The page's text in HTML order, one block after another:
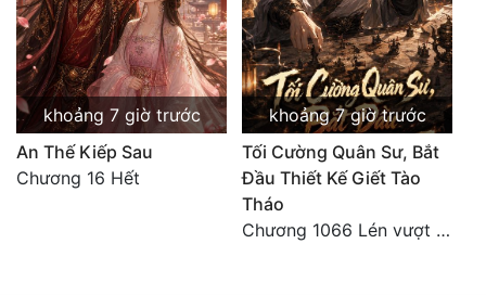
khoảng 7 giờ trước
An Thế Kiếp Sau
Chương 16 Hết
khoảng 7 giờ trước
Tối Cường Quân Sư, Bắt
Đầu Thiết Kế Giết Tào
Tháo
Chương 1066 Lén vượt Nam Bì, đánh thẳng Nghiệp Thành (2/2)